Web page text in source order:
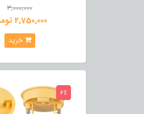
3,000,000
2,750,000 تومان
خرید
6٪